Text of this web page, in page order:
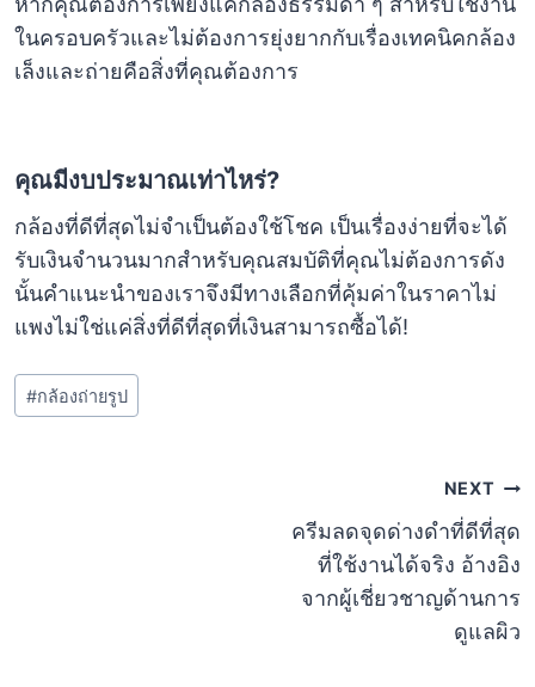
ในครอบครัวและไม่ต้องการยุ่งยากกับเรื่องเทคนิคกล้อง
เล็งและถ่ายคือสิ่งที่คุณต้องการ
คุณมีงบประมาณเท่าไหร่?
กล้องที่ดีที่สุดไม่จำเป็นต้องใช้โชค เป็นเรื่องง่ายที่จะได้
รับเงินจำนวนมากสำหรับคุณสมบัติที่คุณไม่ต้องการดัง
นั้นคำแนะนำของเราจึงมีทางเลือกที่คุ้มค่าในราคาไม่
แพงไม่ใช่แค่สิ่งที่ดีที่สุดที่เงินสามารถซื้อได้!
Post
Tags:
#กล้องถ่ายรูป
NEXT
ครีมลดจุดด่างดำที่ดีที่สุด
ที่ใช้งานได้จริง อ้างอิง
จากผู้เชี่ยวชาญด้านการ
ดูแลผิว